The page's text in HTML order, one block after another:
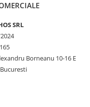
SRL
Borneanu 10-16 E